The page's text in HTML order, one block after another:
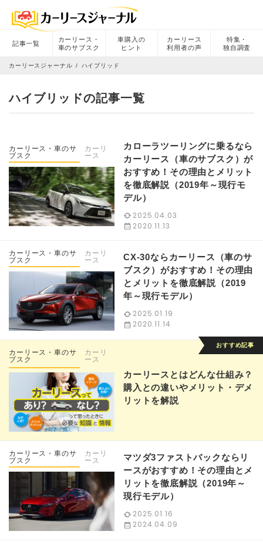
記事一覧
カーリース・
車のサブスク
車購入の
ヒント
カーリース
利用者の声
特集・
独自調査
カーリースジャーナル ハイブリッド
ハイブリッドの記事一覧
カーリース・車のサ
ブスク
カーリ
ース
カローラツーリングに乗るなら
カーリース（車のサブスク）が
おすすめ！その理由とメリット
を徹底解説（2019年～現行モ
デル）
2025.04.03
2020.11.13
カーリース・車のサ
ブスク
カーリ
ース
CX-30ならカーリース（車のサ
ブスク）がおすすめ！その理由
とメリットを徹底解説（2019
年～現行モデル）
2025.01.19
2020.11.14
カーリース・車のサ
ブスク
カーリ
ース
カーリースとはどんな仕組み？
購入との違いやメリット・デメ
リットを解説
カーリース・車のサ
ブスク
カーリ
ース
マツダ3ファストバックならリ
ースがおすすめ！その理由とメ
リットを徹底解説（2019年～
現行モデル）
2025.01.16
2024.04.09